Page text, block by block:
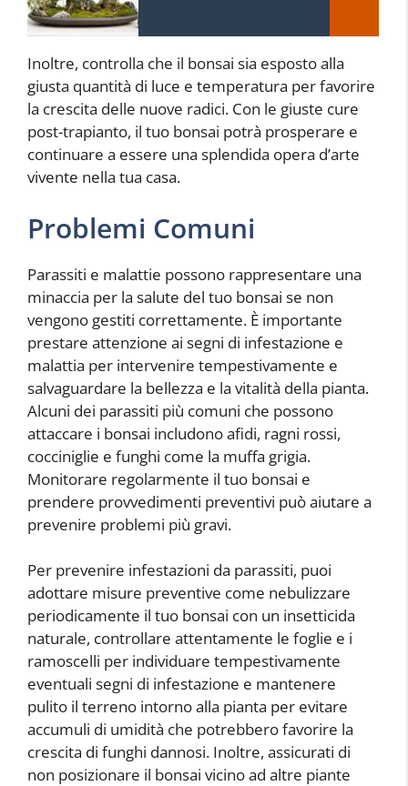
Inoltre, controlla che il bonsai sia esposto alla
giusta quantità di luce e temperatura per favorire
la crescita delle nuove radici. Con le giuste cure
post-trapianto, il tuo bonsai potrà prosperare e
continuare a essere una splendida opera d’arte
vivente nella tua casa.
Problemi Comuni
Parassiti e malattie possono rappresentare una
minaccia per la salute del tuo bonsai se non
vengono gestiti correttamente. È importante
prestare attenzione ai segni di infestazione e
malattia per intervenire tempestivamente e
salvaguardare la bellezza e la vitalità della pianta.
Alcuni dei parassiti più comuni che possono
attaccare i bonsai includono afidi, ragni rossi,
cocciniglie e funghi come la muffa grigia.
Monitorare regolarmente il tuo bonsai e
prendere provvedimenti preventivi può aiutare a
prevenire problemi più gravi.
Per prevenire infestazioni da parassiti, puoi
adottare misure preventive come nebulizzare
periodicamente il tuo bonsai con un insetticida
naturale, controllare attentamente le foglie e i
ramoscelli per individuare tempestivamente
eventuali segni di infestazione e mantenere
pulito il terreno intorno alla pianta per evitare
accumuli di umidità che potrebbero favorire la
crescita di funghi dannosi. Inoltre, assicurati di
non posizionare il bonsai vicino ad altre piante